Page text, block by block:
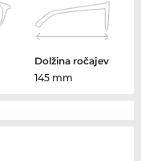
Dolžina ročajev
145 mm